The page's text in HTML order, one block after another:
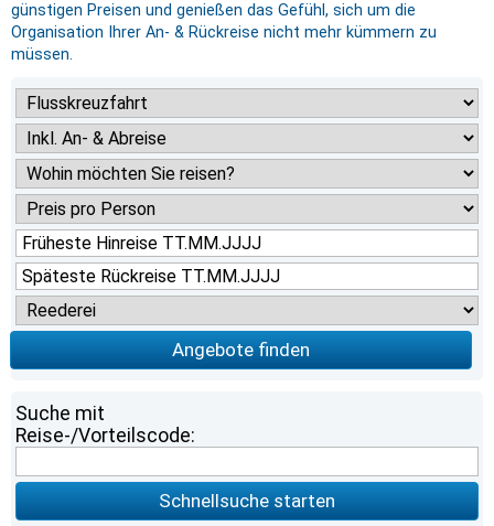
günstigen Preisen und genießen das Gefühl, sich um die
Organisation Ihrer An- & Rückreise nicht mehr kümmern zu
müssen.
Angebote finden
Suche mit
Reise-/Vorteilscode:
Schnellsuche starten